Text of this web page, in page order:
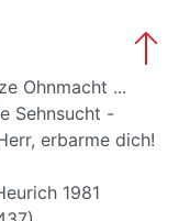
Ohnmacht ...
Sehnsucht -
erbarme dich!
1981